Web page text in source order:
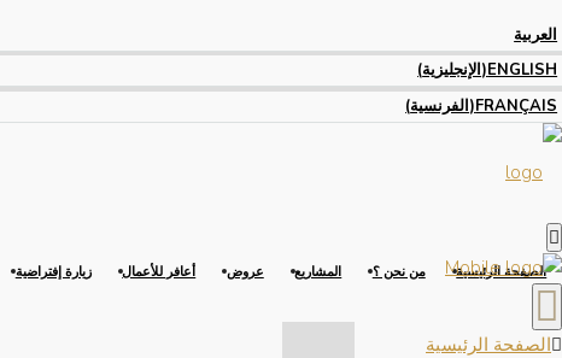
العربية
ENGLISH
(الإنجليزية)
FRANÇAIS
(الفرنسية)
الصفحة الرئيسية من نحن ؟ المشاريع عروض أعافر للأعمال زيارة إفتراضية
الصفحة الرئيسية